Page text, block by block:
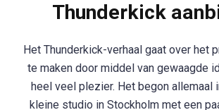
Thunderkick
Het Thunderkick-verhaal gaat over het
te maken door middel van gewaagde
heel veel plezier. Het begon allemaal
kleine studio in Stockholm met een